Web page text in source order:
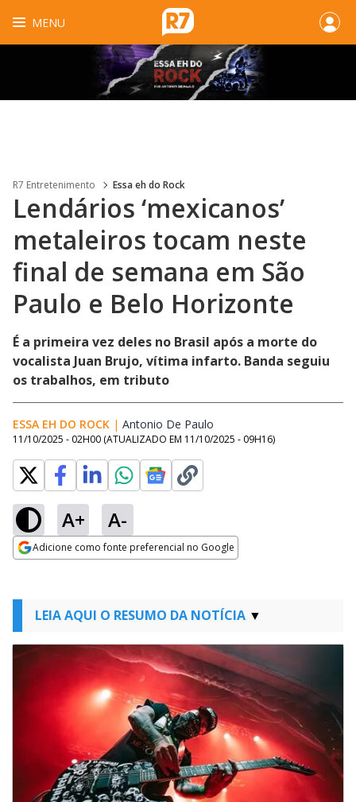
MENU
R7 Entretenimento Essa eh do Rock
Lendários ‘mexicanos’
metaleiros tocam neste
final de semana em São
Paulo e Belo Horizonte
É a primeira vez deles no Brasil após a morte do
vocalista Juan Brujo, vítima infarto. Banda seguiu
os trabalhos, em tributo
ESSA EH DO ROCK | Antonio De Paulo
11/10/2025 - 02H00 (ATUALIZADO EM 11/10/2025 - 09H16)
A+ A-
Adicione como fonte preferencial no Google
LEIA AQUI O RESUMO DA NOTÍCIA